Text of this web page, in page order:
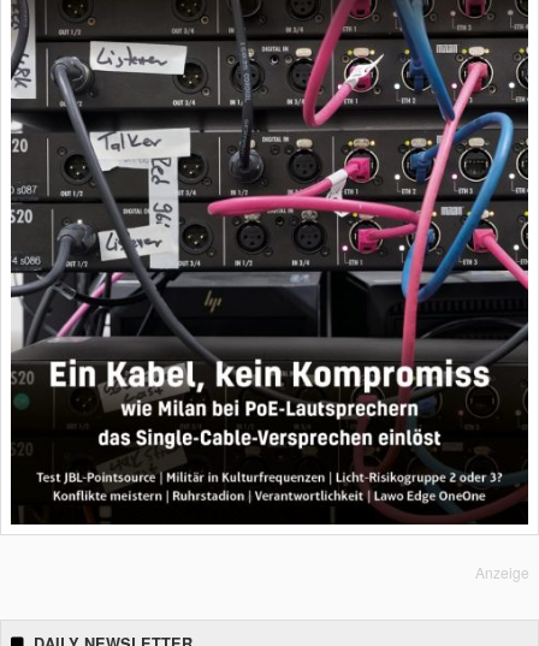
Anzeige